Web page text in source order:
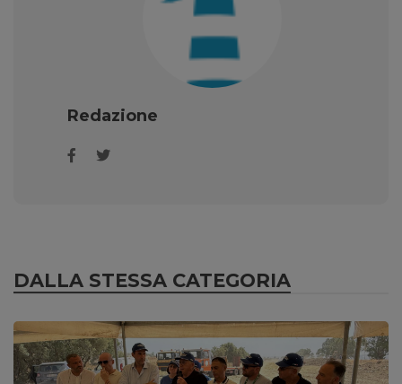
Redazione
DALLA STESSA CATEGORIA